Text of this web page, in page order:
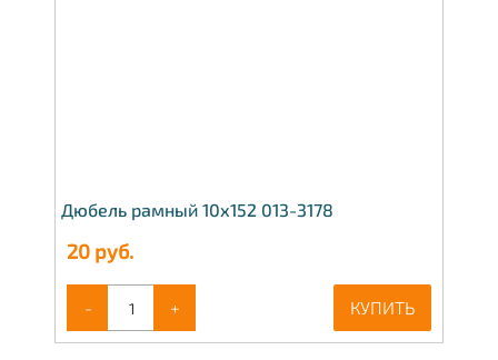
Дюбель рамный 10х152 013-3178
20 руб.
- + КУПИТЬ